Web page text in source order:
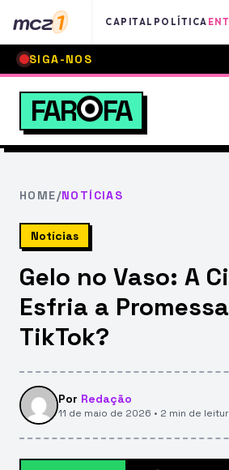
mcz1 CAPITAL POLÍTICA
SIGA-NOS
FAR FA
HOME/NOTÍCIAS
Notícias
Gelo no Vaso: A
Esfria a
TikTok?
Por Redação
11 de maio de 2026 • 2 min de